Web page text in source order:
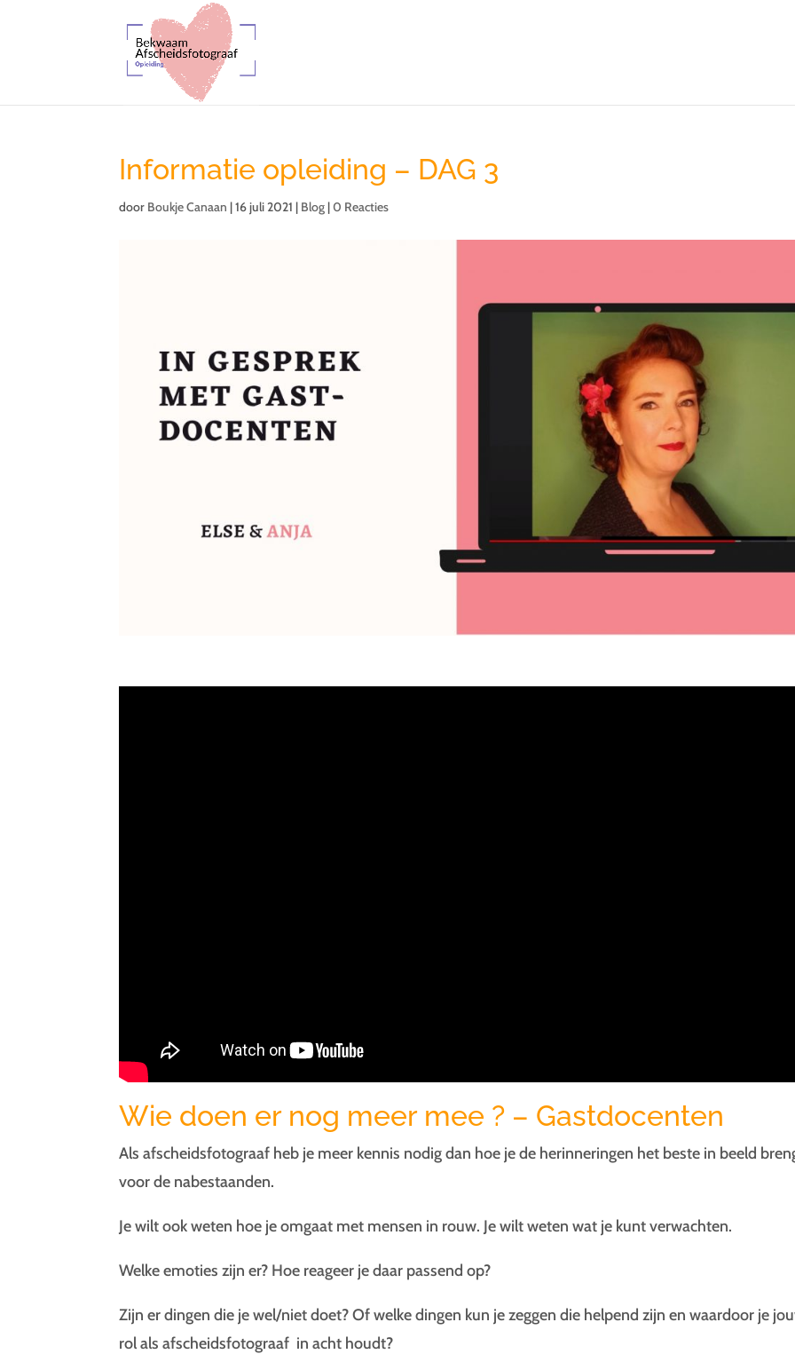
Informatie opleiding – DAG 3
door Boukje Canaan |16 juli 2021 | Blog|0 Reacties
Wie doen er nog meer mee ? – Gastdocenten
Als afscheidsfotograaf heb je meer kennis nodig dan hoe je de herinneringen het beste in beeld
voor de nabestaanden.
Je wilt ook weten hoe je omgaat met mensen in rouw. Je wilt weten wat je kunt verwachten.
Welke emoties zijn er? Hoe reageer je daar passend op?
Zijn er dingen die je wel/niet doet? Of welke dingen kun je zeggen die helpend zijn en waardoor je
rol als afscheidsfotograaf in acht houdt?